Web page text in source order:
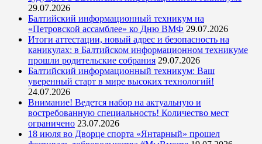
29.07.2026
Балтийский информационный техникум на
«Петровской ассамблее» ко Дню ВМФ 29.07.2026
Итоги аттестации, новый адрес и безопасность на
каникулах: в Балтийском информационном техникуме
прошли родительские собрания 29.07.2026
Балтийский информационный техникум: Ваш
уверенный старт в мире высоких технологий!
24.07.2026
Внимание! Ведется набор на актуальную и
востребованную специальность! Количество мест
ограничено 23.07.2026
18 июля во Дворце спорта «Янтарный» прошел